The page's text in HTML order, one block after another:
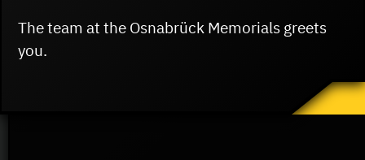
The team at the Osnabrück Memorials greets
you.